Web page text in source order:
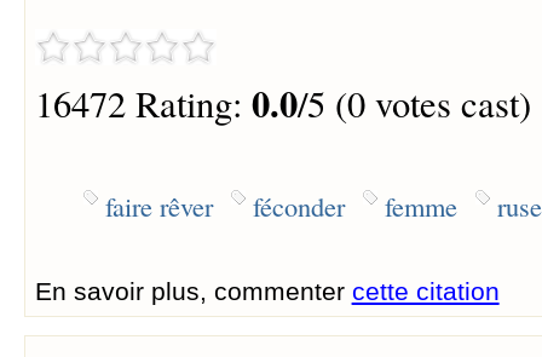
16472 Rating: 0.0/5 (0 votes cast)
faire rêver féconder femme
En savoir plus, commenter cette citation